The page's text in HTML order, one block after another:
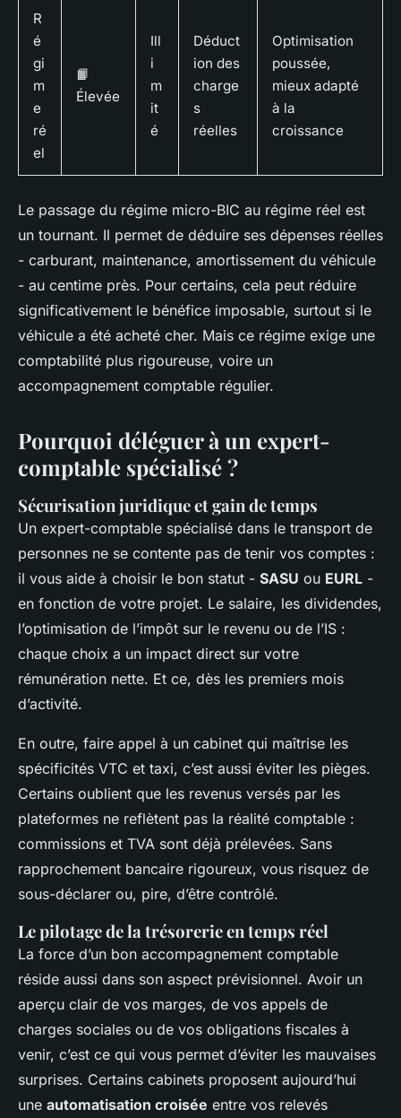
R
é
gi
m
e
ré
el
📙
Élevée
Ill
i
m
it
é
Déduct
ion des
charge
s
réelles
Optimisation
poussée,
mieux adapté
à la
croissance
Le passage du régime micro-BIC au régime réel est
un tournant. Il permet de déduire ses dépenses réelles
- carburant, maintenance, amortissement du véhicule
- au centime près. Pour certains, cela peut réduire
significativement le bénéfice imposable, surtout si le
véhicule a été acheté cher. Mais ce régime exige une
comptabilité plus rigoureuse, voire un
accompagnement comptable régulier.
Pourquoi déléguer à un expert-
comptable spécialisé ?
Sécurisation juridique et gain de temps
Un expert-comptable spécialisé dans le transport de
personnes ne se contente pas de tenir vos comptes :
il vous aide à choisir le bon statut - SASU ou EURL -
en fonction de votre projet. Le salaire, les dividendes,
l’optimisation de l’impôt sur le revenu ou de l’IS :
chaque choix a un impact direct sur votre
rémunération nette. Et ce, dès les premiers mois
d’activité.
En outre, faire appel à un cabinet qui maîtrise les
spécificités VTC et taxi, c’est aussi éviter les pièges.
Certains oublient que les revenus versés par les
plateformes ne reflètent pas la réalité comptable :
commissions et TVA sont déjà prélevées. Sans
rapprochement bancaire rigoureux, vous risquez de
sous-déclarer ou, pire, d’être contrôlé.
Le pilotage de la trésorerie en temps réel
La force d’un bon accompagnement comptable
réside aussi dans son aspect prévisionnel. Avoir un
aperçu clair de vos marges, de vos appels de
charges sociales ou de vos obligations fiscales à
venir, c’est ce qui vous permet d’éviter les mauvaises
surprises. Certains cabinets proposent aujourd’hui
une automatisation croisée entre vos relevés